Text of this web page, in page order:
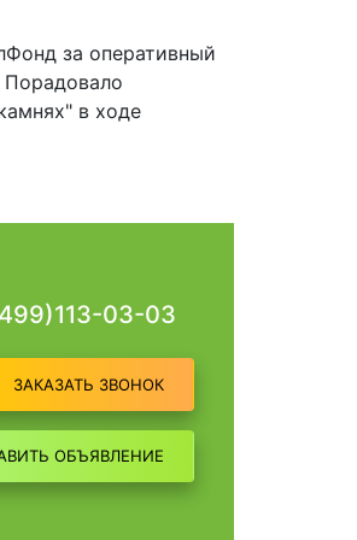
за оперативный
в ходе
03-03
ЗАКАЗАТЬ ЗВОНОК
ОБЪЯВЛЕНИЕ